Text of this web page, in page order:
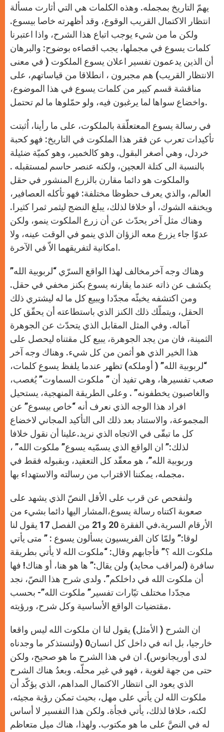
يهمّ التاريخ بمجمله. وهذه الكلمات هي التي أثارت مسألة
انتظار الاكتمال القريب الوقوع، وقد أظهرته خاصا بيسوع.
ولكن ما من شيء يوجب اتباع هذا الشرح، واذا اعتبرنا
كلمات يسوع في مجملها، يجب اقصاءه بوضوح: والبرهان
أن الذين يدعمون تفسير اعلان يسوع الملكوت ( في معنى
الانتظار القريب) هم مجبرون ، انطلاقا من قياساتهم، على
مناقشة قسم كبير من كلمات يسوع في هذا الموضوع،
واخضاع سواها لما يرغبون فيه، ولو حمّلوها ما لم تحتمل.
في رسالة يسوع المعتعلّقة بالملكوت، على ما رأينا، اُثبتت
تأكيدات تعرب عن فقر هذا الملكوت في التاريخ: فهو كحبة
خردل، وهي أصغر البقول. وهو كالخمير، وهو كميّة ضئيلة
بالنسبة الى كتلة العجين، ولكنه عنصر حاسم لمستقبله .
والملكوت هو دائما مقارن بالزرع المنشور في حقل
العالم، والذي يعرف حظوظا مختلفة: فهو تأكله العصافير،
ويخنقه الشوك، أو خلافا لذلك، يبلغ النضج ليثمر ثمرا كثيرا.
وهناك مثل آخر يحدّث عن أن زرع الملكوت ينمو، ولكن
عدوّا جاء يزرع معه الزؤان الذي ينمو في الوقت عينه، ولا
امكانية لتفريقهما الاّ في الآخرة.
وهناك وجه آخرمخالف لهذا الواقع السرّي “لربوبية الله”
يكشف عن ذاته عندما يقارنه يسوع بكنز مخفي في حقل.
ومن اكتشفه يخبئّه مجدّدا ويبيع كل ما له ليشتري ذلك
الحقل، ويتملّك ذلك الكنز الذي باستطاعته أن يحقّق كل
آماله. وفي المثل المقابل الذي يتحدّث عن الجوهرة
الثمينة، فان من يجد الجوهرة، يبيع كل مقتناه ليحصل على
هذا الخير الذي هو أثمن من كل شيء. وهناك وجه آخر
“لربوبية الله” ( أوملكه) تظهر عندما يلفظ يسوع كلمات،
صعب تفسيرها، وهي تفيد أن ” ملكوت السماوت” يُغصب،
والغاصبون يخطفونه” . وعلى الطريقة المنهجية، يستحيل
افراد هذا الوجه الذي نعرف أنه “خاص بيسوع” عن
المجموعة، والاستناد بعد ذلك الى التأكيد المجاني لاخضاع
كل ما تبقّى في الاتجاه الذي نريد.علينا أن نقول خلافا
لذلك:” ان الواقع الذي يسمّيه يسوع” ملكوت الله” ،
وربوبية الله”، هو معقّد كل التعقيد، وبقبوله فقط في
مجمله، يمكننا الاقتراب من رسالته والاستهداء بها.
ولنفحص عن قرب على الأقل النصّ الذي يشهد على
صعوبة اكتناه رسالة يسوع،المشار اليها دائما بشيء من
الأرقام السرية.في الفقرة 20 و21 من الفصل 17 يقول لنا
لوقا:” ولمّا كان الفريسيون يسألون يسوع : ” متى يأتي
ملكوت الله ؟” فأجابهم وقال: “ملكوت الله لا يأتي بطريقة
سافرة (لمراقب محايد) ولن يقال:” ها هو هنا، أو هناك! فها
أن ملكوت الله في داخلكم”. ولدى شرح هذا النصّ، نجد
مجدّدا مختلف تيّارات تفسير” ملكوت الله”- بحسب
مقتضيات الواقع الأساسية وكل شرح، ورؤيته.
ان الشرح ( الأمثل) يقول لنا ان ملكوت الله ليس واقعا
خارجيا، بل انه في داخل كل انسان0 (ولنستذكر ما وجدناه
لدى أوريجانوس). ان في هذا الشرح ما هو صحيح، ولكن
حتى من جهة لغوية ، فهو في غير محلّه. وبعدُ هناك الشرح
الذي يعود الى انتظار الاكتمال المداهم، الذي يؤكّد أن
ملكوت الله لن يأتي على مهل، بحيث تمكن رؤية مجيئه،
لكنه، خلافا لذلك، يأتي فجأة. ولكن هذا التفسير لا أساس
له في النصَّ على ما هو مكتوب. ولهذا، هناك ميل متعاظم